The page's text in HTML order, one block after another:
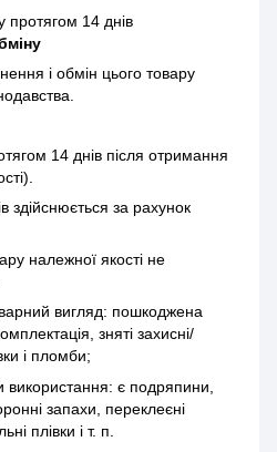
протягом 14 днів
і обмін цього товару
14 днів після отримання
здійснюється за рахунок
належної якості не
вигляд: пошкоджена
зняті захисні/
і пломби;
використання: є подряпини,
запахи, переклеєні
плівки і т. п.